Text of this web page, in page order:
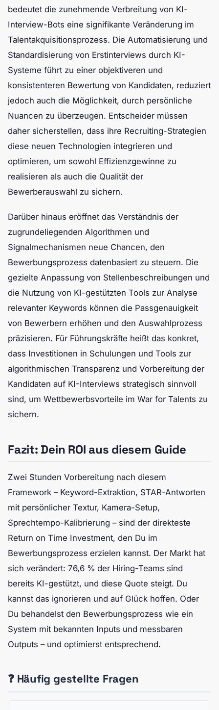
bedeutet die zunehmende Verbreitung von KI-
Interview-Bots eine signifikante Veränderung im
Talentakquisitionsprozess. Die Automatisierung und
Standardisierung von Erstinterviews durch KI-
Systeme führt zu einer objektiveren und
konsistenteren Bewertung von Kandidaten, reduziert
jedoch auch die Möglichkeit, durch persönliche
Nuancen zu überzeugen. Entscheider müssen
daher sicherstellen, dass ihre Recruiting-Strategien
diese neuen Technologien integrieren und
optimieren, um sowohl Effizienzgewinne zu
realisieren als auch die Qualität der
Bewerberauswahl zu sichern.
Darüber hinaus eröffnet das Verständnis der
zugrundeliegenden Algorithmen und
Signalmechanismen neue Chancen, den
Bewerbungsprozess datenbasiert zu steuern. Die
gezielte Anpassung von Stellenbeschreibungen und
die Nutzung von KI-gestützten Tools zur Analyse
relevanter Keywords können die Passgenauigkeit
von Bewerbern erhöhen und den Auswahlprozess
präzisieren. Für Führungskräfte heißt das konkret,
dass Investitionen in Schulungen und Tools zur
algorithmischen Transparenz und Vorbereitung der
Kandidaten auf KI-Interviews strategisch sinnvoll
sind, um Wettbewerbsvorteile im War for Talents zu
sichern.
Fazit: Dein ROI aus diesem Guide
Zwei Stunden Vorbereitung nach diesem
Framework – Keyword-Extraktion, STAR-Antworten
mit persönlicher Textur, Kamera-Setup,
Sprechtempo-Kalibrierung – sind der direkteste
Return on Time Investment, den Du im
Bewerbungsprozess erzielen kannst. Der Markt hat
sich verändert: 76,6 % der Hiring-Teams sind
bereits KI-gestützt, und diese Quote steigt. Du
kannst das ignorieren und auf Glück hoffen. Oder
Du behandelst den Bewerbungsprozess wie ein
System mit bekannten Inputs und messbaren
Outputs – und optimierst entsprechend.
❓ Häufig gestellte Fragen